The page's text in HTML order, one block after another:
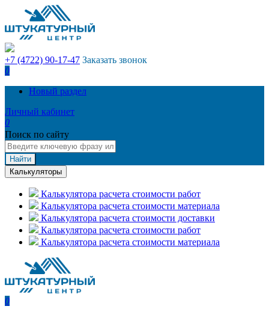
+7 (4722) 90-17-47 Заказать звонок
0
Новый раздел
Личный кабинет
0
Поиск по сайту
Найти
Калькуляторы
Калькулятора расчета стоимости работ
Калькулятора расчета стоимости материала
Калькулятора расчета стоимости доставки
Калькулятора расчета стоимости работ
Калькулятора расчета стоимости материала
0